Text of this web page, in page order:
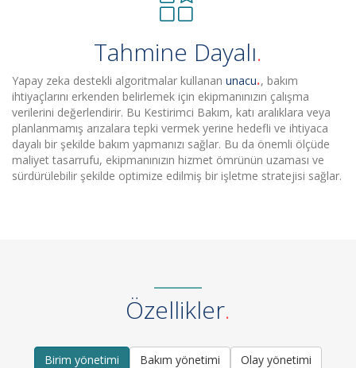
Tahmine Dayalı
Yapay zeka destekli algoritmalar kullanan unacu , bakım
ihtiyaçlarını erkenden belirlemek için ekipmanınızın çalışma
verilerini değerlendirir. Bu Kestirimci Bakım, katı aralıklara veya
planlanmamış arızalara tepki vermek yerine hedefli ve ihtiyaca
dayalı bir şekilde bakım yapmanızı sağlar. Bu da önemli ölçüde
maliyet tasarrufu, ekipmanınızın hizmet ömrünün uzaması ve
sürdürülebilir şekilde optimize edilmiş bir işletme stratejisi sağlar.
Özellikler
Birim yönetimi Bakım yönetimi
Olay yönetimi